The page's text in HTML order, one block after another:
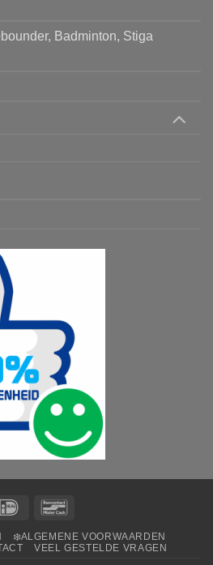
Badminton, Stiga
IDeal
❄️ALGEMENE VOORWAARDEN
VEEL GESTELDE VRAGEN